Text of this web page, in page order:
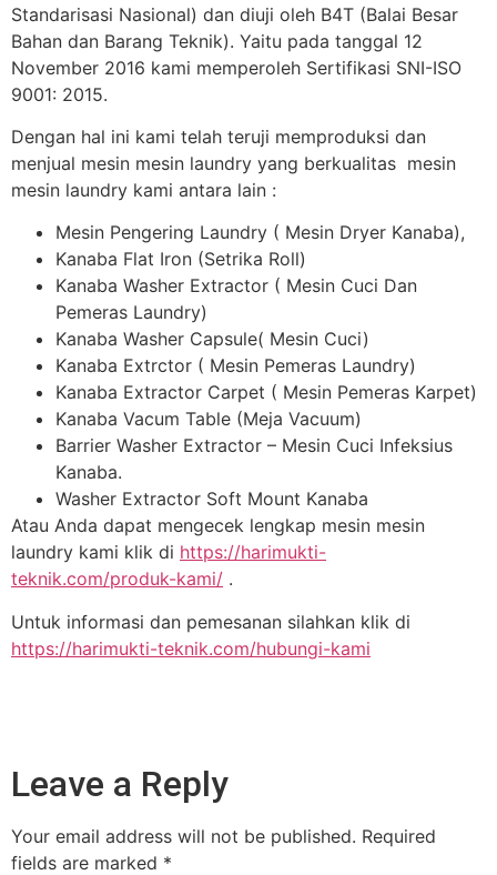
Standarisasi Nasional) dan diuji oleh B4T (Balai Besar
Bahan dan Barang Teknik). Yaitu pada tanggal 12
November 2016 kami memperoleh Sertifikasi SNI-ISO
9001: 2015.
Dengan hal ini kami telah teruji memproduksi dan
menjual mesin mesin laundry yang berkualitas mesin
mesin laundry kami antara lain :
Mesin Pengering Laundry ( Mesin Dryer Kanaba),
Kanaba Flat Iron (Setrika Roll)
Kanaba Washer Extractor ( Mesin Cuci Dan
Pemeras Laundry)
Kanaba Washer Capsule( Mesin Cuci)
Kanaba Extrctor ( Mesin Pemeras Laundry)
Kanaba Extractor Carpet ( Mesin Pemeras Karpet)
Kanaba Vacum Table (Meja Vacuum)
Barrier Washer Extractor – Mesin Cuci Infeksius
Kanaba.
Washer Extractor Soft Mount Kanaba
Atau Anda dapat mengecek lengkap mesin mesin
laundry kami klik di https://harimukti-
teknik.com/produk-kami/ .
Untuk informasi dan pemesanan silahkan klik di
https://harimukti-teknik.com/hubungi-kami
Leave a Reply
Your email address will not be published. Required
fields are marked *